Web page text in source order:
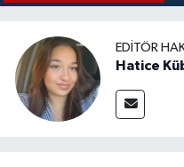
EDITÖR
Hatice